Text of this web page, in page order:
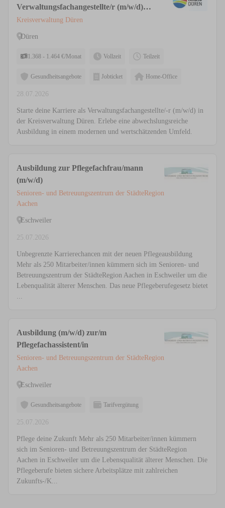
Verwaltungsfachangestellte/r (m/w/d)
für die Kreisverwaltung
Kreisverwaltung Düren
Düren
1.368 - 1.464 €/Monat Vollzeit Teilzeit
Gesundheitsangebote Jobticket Home-Office
28.07.2026
Starte deine Karriere als Verwaltungsfachangestellte/-r (m/w/d) in
der Kreisverwaltung Düren. Erlebe eine abwechslungsreiche
Ausbildung in einem modernen und wertschätzenden Umfeld.
Ausbildung zur Pflegefachfrau/mann
(m/w/d)
Senioren- und Betreuungszentrum der StädteRegion
Aachen
Eschweiler
25.07.2026
Unbegrenzte Karrierechancen mit der neuen Pflegeausbildung
Mehr als 250 Mitarbeiter/innen kümmern sich im Senioren- und
Betreuungszentrum der StädteRegion Aachen in Eschweiler um die
Lebenqualität älterer Menschen. Das neue Pflegeberufegesetz bietet
...
Ausbildung (m/w/d) zur/m
Pflegefachassistent/in
Senioren- und Betreuungszentrum der StädteRegion
Aachen
Eschweiler
Gesundheitsangebote Tarifvergütung
25.07.2026
Pflege deine Zukunft Mehr als 250 Mitarbeiter/innen kümmern
sich im Senioren- und Betreuungszentrum der StädteRegion
Aachen in Eschweiler um die Lebensqualität älterer Menschen. Die
Pflegeberufe bieten sichere Arbeitsplätze mit zahlreichen
Zukunfts-/K...